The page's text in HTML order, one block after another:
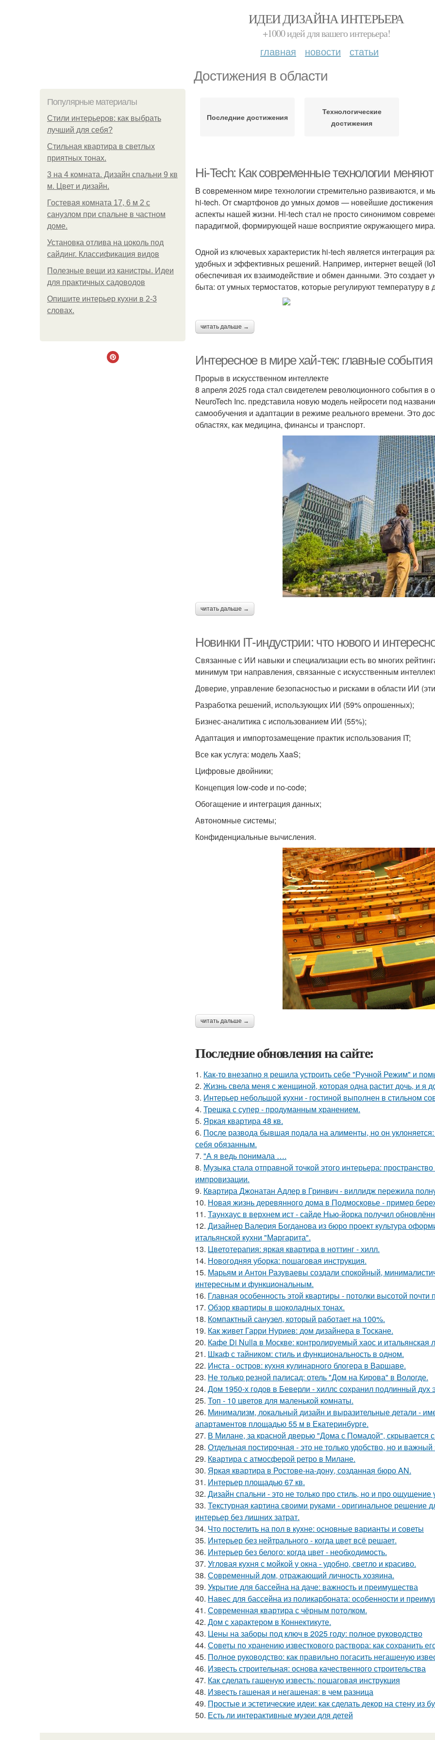
ИДЕИ ДИЗАЙНА ИНТЕРЬЕРА
+1000 идей для вашего интерьера!
главная новости статьи
Достижения в области
Популярные материалы
Стили интерьеров: как выбрать
лучший для себя?
Стильная квартира в светлых
приятных тонах.
3 на 4 комната. Дизайн спальни 9 кв
м. Цвет и дизайн.
Гостевая комната 17, 6 м 2 с
санузлом при спальне в частном
доме.
Установка отлива на цоколь под
сайдинг. Классификация видов
Полезные вещи из канистры. Идеи
для практичных садоводов
Опишите интерьер кухни в 2-3
словах.
Последние достижения
Технологические
достижения
Hi-Tech: Как современные технологии
В современном мире технологии стремительно развиваются, и
hi-tech. От смартфонов до умных домов — новейшие достижения
аспекты нашей жизни. Hi-tech стал не просто синонимом
парадигмой, формирующей наше восприятие окружающего мира.
Одной из ключевых характеристик hi-tech является интеграция
удобных и эффективных решений. Например, интернет вещей
обеспечивая их взаимодействие и обмен данными. Это создает
быта: от умных термостатов, которые регулируют температуру в
читать дальше →
Интересное в мире хай-тек: главные
Прорыв в искусственном интеллекте
8 апреля 2025 года стал свидетелем революционного события в
NeuroTech Inc. представила новую модель нейросети под
самообучения и адаптации в режиме реального времени. Это
областях, как медицина, финансы и транспорт.
читать дальше →
Новинки IT-индустрии: что нового и
Связанные с ИИ навыки и специализации есть во многих
минимум три направления, связанные с искусственным
Доверие, управление безопасностью и рисками в области ИИ
Разработка решений, использующих ИИ (59% опрошенных);
Бизнес-аналитика с использованием ИИ (55%);
Адаптация и импортозамещение практик использования IT;
Все как услуга: модель XaaS;
Цифровые двойники;
Концепция low-code и no-code;
Обогащение и интеграция данных;
Автономные системы;
Конфиденциальные вычисления.
читать дальше →
Последние обновления на сайте:
1. Как-то внезапно я решила устроить себе "Ручной Режим" и
2. Жизнь свела меня с женщиной, которая одна растит дочь, и я
3. Интерьер небольшой кухни - гостиной выполнен в стильном
4. Трешка с супер - продуманным хранением.
5. Яркая квартира 48 кв.
6. После развода бывшая подала на алименты, но он
себя обязанным.
7. "А я ведь понимала ….
8. Музыка стала отправной точкой этого интерьера:
импровизации.
9. Квартира Джонатан Адлер в Гринвич - виллидж пережила
10. Новая жизнь деревянного дома в Подмосковье - пример
11. Таунхаус в верхнем ист - сайде Нью-йорка получил
12. Дизайнер Валерия Богданова из бюро проект культура
итальянской кухни "Маргарита".
13. Цветотерапия: яркая квартира в ноттинг - хилл.
14. Новогодняя уборка: пошаговая инструкция.
15. Марьям и Антон Разуваевы создали спокойный,
интересным и функциональным.
16. Главная особенность этой квартиры - потолки высотой почти
17. Обзор квартиры в шоколадных тонах.
18. Компактный санузел, который работает на 100%.
19. Как живет Гарри Нуриев: дом дизайнера в Тоскане.
20. Кафе Di Nulla в Москве: контролируемый хаос и итальянская
21. Шкаф с тайником: стиль и функциональность в одном.
22. Инста - остров: кухня кулинарного блогера в Варшаве.
23. Не только резной палисад: отель "Дом на Кирова" в Вологде.
24. Дом 1950-х годов в Беверли - хиллс сохранил подлинный дух
25. Топ - 10 цветов для маленькой комнаты.
26. Минимализм, локальный дизайн и выразительные детали -
апартаментов площадью 55 м в Екатеринбурге.
27. В Милане, за красной дверью "Дома с Помадой", скрывается
28. Отдельная постирочная - это не только удобство, но и
29. Квартира с атмосферой ретро в Милане.
30. Яркая квартира в Ростове-на-дону, созданная бюро AN.
31. Интерьер площадью 67 кв.
32. Дизайн спальни - это не только про стиль, но и про ощущение
33. Текстурная картина своими руками - оригинальное решение
интерьер без лишних затрат.
34. Что постелить на пол в кухне: основные варианты и советы
35. Интерьер без нейтрального - когда цвет всё решает.
36. Интерьер без белого: когда цвет - необходимость.
37. Угловая кухня с мойкой у окна - удобно, светло и красиво.
38. Современный дом, отражающий личность хозяина.
39. Укрытие для бассейна на даче: важность и преимущества
40. Навес для бассейна из поликарбоната: особенности и
41. Современная квартира с чёрным потолком.
42. Дом с характером в Коннектикуте.
43. Цены на заборы под ключ в 2025 году: полное руководство
44. Советы по хранению известкового раствора: как сохранить
45. Полное руководство: как правильно погасить негашеную
46. Известь строительная: основа качественного строительства
47. Как сделать гашеную известь: пошаговая инструкция
48. Известь гашеная и негашеная: в чем разница
49. Простые и эстетические идеи: как сделать декор на стену из
50. Есть ли интерактивные музеи для детей